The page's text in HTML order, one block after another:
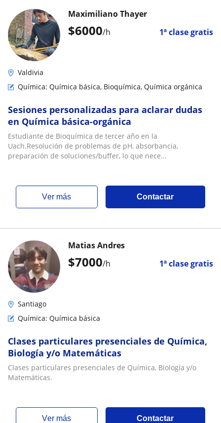
$6000/h 1ª clase gratis
Maximiliano Thayer
Valdivia
Química: Química básica, Bioquímica, Química orgánica
Sesiones personalizadas para aclarar dudas
en Química básica-orgánica
Estudiante de Bioquímica de tercer año en la
Uach.Resolución de problemas de pH, absorbancia,
preparación de soluciones/buffer, lo que nece...
ver más Contactar
$7000/h 1ª clase gratis
Matias Andres
Santiago
Química: Química básica
Clases particulares presenciales de Química,
Biología y/o Matemáticas
Clases particulares presenciales de Química, Biología y/o
Matemáticas.
ver más Contactar